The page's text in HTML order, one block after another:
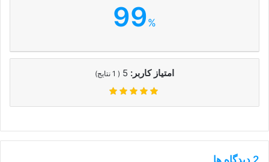
99%
امتیاز کاربر: 5
(
1 نتایج)